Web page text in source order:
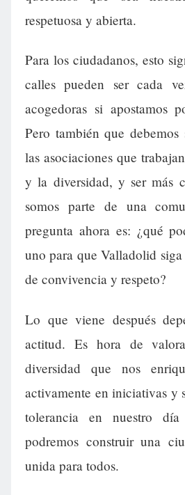
respetuosa y abierta.
Para los ciudadanos, esto
calles pueden ser cada
acogedoras si apostamos
Pero también que
las asociaciones que
y la diversidad, y ser más
somos parte de una
pregunta ahora es: ¿qué
uno para que Valladolid
de convivencia y respeto?
Lo que viene después
actitud. Es hora de
diversidad que nos
activamente en iniciativas y
tolerancia en nuestro
podremos construir una
unida para todos.